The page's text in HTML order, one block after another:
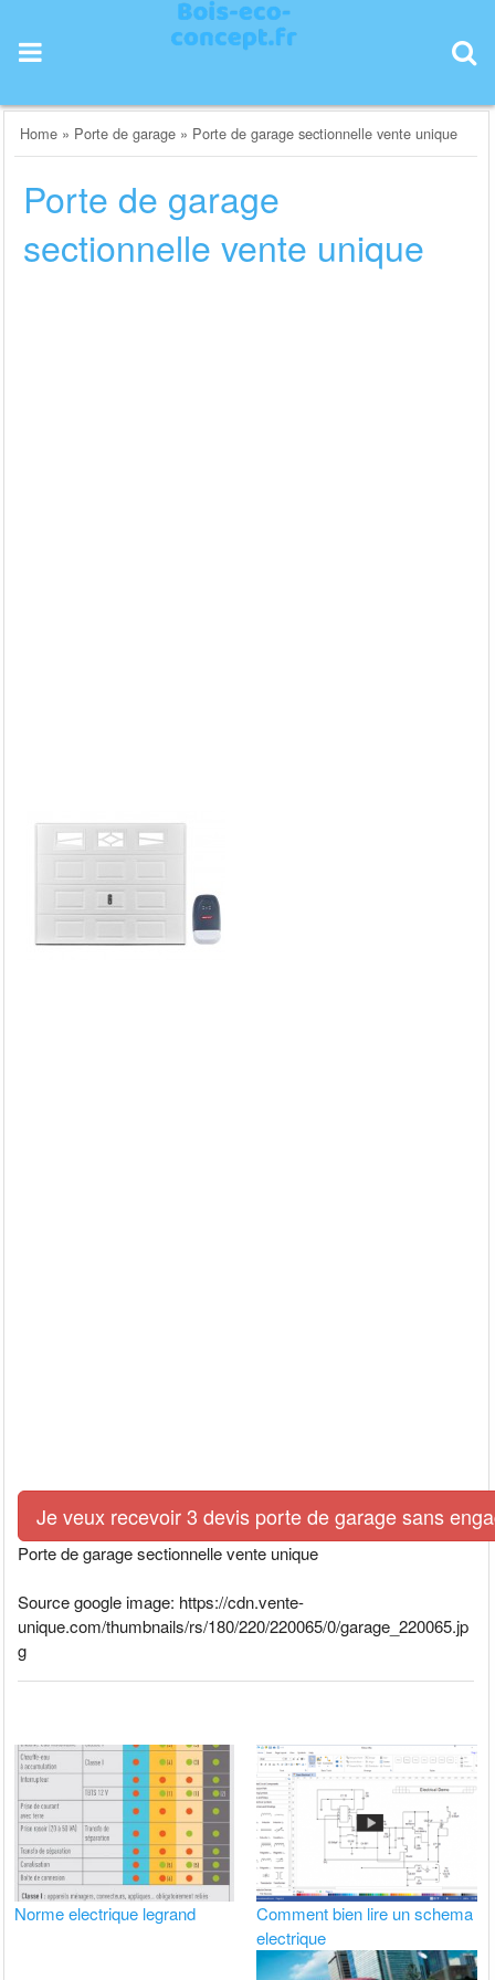
content
Home » Porte de garage » Porte de garage sectionnelle vente unique
Porte de garage
sectionnelle vente unique
Je veux recevoir 3 devis porte de garage sans
Porte de garage sectionnelle vente unique
Source google image: https://cdn.vente-
unique.com/thumbnails/rs/180/220/220065/0/garage_220065.jp
g
Norme electrique legrand
Comment bien lire un schema
electrique